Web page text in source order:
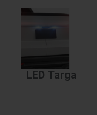
LED Targa